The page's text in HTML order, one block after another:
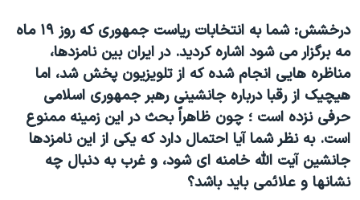
درخشش: شما به انتخابات ریاست جمهوری که روز ۱۹ ماه
مه برگزار می شود اشاره کردید. در ایران بین نامزدها،
مناظره هایی انجام شده که از تلویزیون پخش شد، اما
هیچیک از رقبا درباره جانشینی رهبر جمهوری اسلامی
حرفی نزده است ؛ چون ظاهراً بحث در این زمینه ممنوع
است. به نظر شما آیا احتمال دارد که یکی از این نامزدها
جانشین آیت الله خامنه ای شود، و غرب به دنبال چه
نشانها و علائمی باید باشد؟